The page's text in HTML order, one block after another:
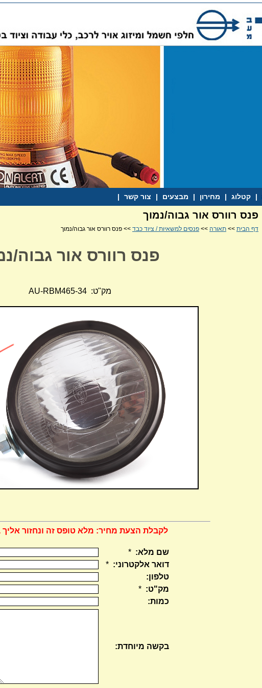
| קטלוג | מחירון | מבצעים | צור קשר |
פנס רוורס אור גבוה/נמוך
דף הבית >> תאורה >> פנסים למשאיות / ציוד כבד >> פנס רוורס אור גבוה/נמוך
פנס רוורס אור גבוה/
מק"ט: AU-RBM465-34
לקבלת הצעת מחיר: מלא טופס זה ונחזור